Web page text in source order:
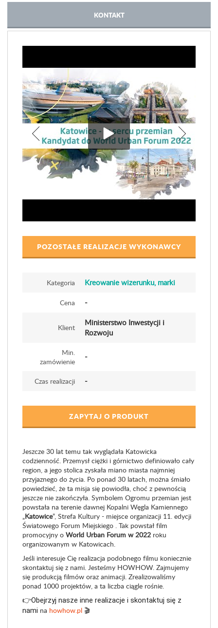
KONTAKT
POZOSTAŁE REALIZACJE WYKONAWCY
Kategoria Kreowanie wizerunku, marki
Cena -
Klient
Ministerstwo Inwestycji i
Rozwoju
Min.
zamówienie
-
Czas realizacji -
ZAPYTAJ O PRODUKT
Jeszcze 30 lat temu tak wyglądała Katowicka
codzienność. Przemysł ciężki i górnictwo definiowało cały
region, a jego stolica zyskała miano miasta najmniej
przyjaznego do życia. Po ponad 30 latach, można śmiało
powiedzieć, że ta misja się powiodła, choć z pewnością
jeszcze nie zakończyła. Symbolem Ogromu przemian jest
powstała na terenie dawnej Kopalni Węgla Kamiennego
„Katowice”, Strefa Kultury - miejsce organizacji 11. edycji
Światowego Forum Miejskiego . Tak powstał film
promocyjny o World Urban Forum w 2022 roku
organizowanym w Katowicach.
Jeśli interesuje Cię realizacja podobnego filmu koniecznie
skontaktuj się z nami. Jesteśmy HOWHOW. Zajmujemy
się produkcją filmów oraz animacji. Zrealizowaliśmy
ponad 1000 projektów, a ta liczba ciągle rośnie.
👉Obejrzyj nasze inne realizacje i skontaktuj się z
nami na howhow.pl 🎬